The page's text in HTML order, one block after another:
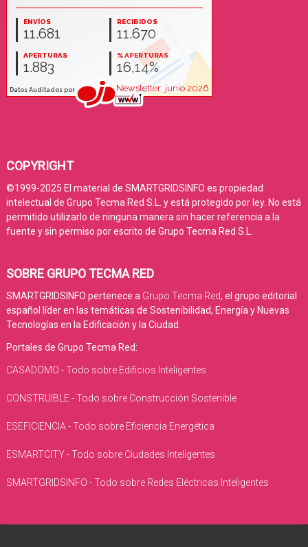
COPYRIGHT
©1999-2025 El material de SMARTGRIDSINFO es propiedad
intelectual de Grupo Tecma Red S.L. y está protegido por ley. No está
permitido utilizarlo de ninguna manera sin hacer referencia a la
fuente y sin permiso por escrito de Grupo Tecma Red S.L.
SOBRE GRUPO TECMA RED
SMARTGRIDSINFO pertenece a Grupo Tecma Red, el grupo editorial
español líder en las temáticas de Sostenibilidad, Energía y Nuevas
Tecnologías en la Edificación y la Ciudad.
Portales de Grupo Tecma Red:
CASADOMO - Todo sobre Edificios Inteligentes
CONSTRUIBLE - Todo sobre Construcción Sostenible
ESEFICIENCIA - Todo sobre Eficiencia Energética
ESMARTCITY - Todo sobre Ciudades Inteligentes
SMARTGRIDSINFO - Todo sobre Redes Eléctricas Inteligentes